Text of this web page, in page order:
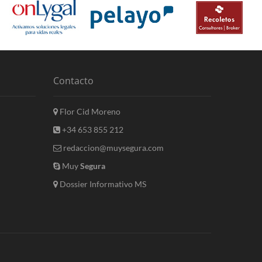
Contacto
Flor Cid Moreno
+34 653 855 212
redaccion@muysegura.com
MuySegura
Dossier Informativo MS